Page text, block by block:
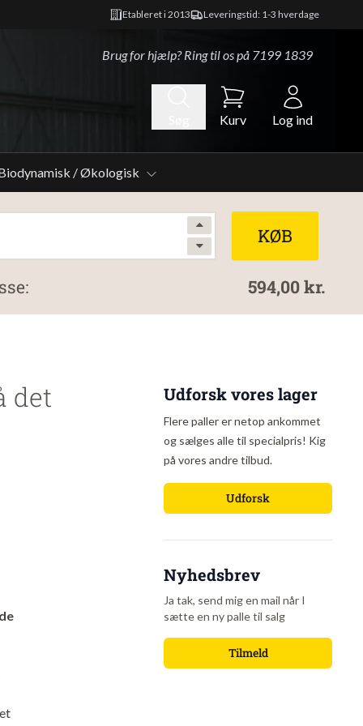
Etableret i 2013 Leveringstid: 1-3 hverdage
Brug for hjælp? Ring til os på 7199 1839
Kurv Log ind
/ Økologisk
KØB
594,00 kr.
det
Udforsk vores lager
Flere paller er netop ankommet
og sælges alle til specialpris! Kig
på vores andre tilbud.
Udforsk
Nyhedsbrev
Ja tak, send mig en mail når I
sætte en ny palle til salg
Tilmeld